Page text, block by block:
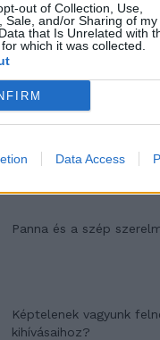
out of Collection, Use,
Sale, and/or Sharing of my
that Is Unrelated with
which it was collected.
Data Access
Panna és a szép
Képtelenek vagyunk
kihívásaihoz?